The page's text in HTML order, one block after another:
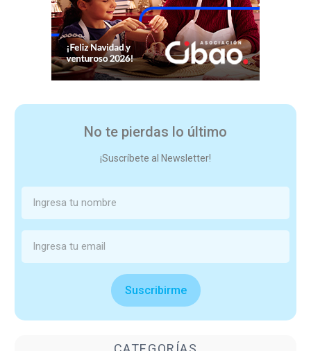
No te pierdas lo último
¡Suscríbete al Newsletter!
Suscribirme